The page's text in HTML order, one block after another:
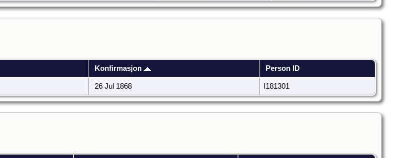
Konfirmasjon Person ID
26 Jul 1868 I181301